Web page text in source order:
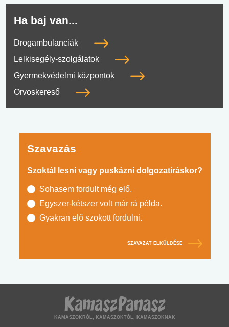
Ha baj van...
Drogambulanciák
Lelkisegély-szolgálatok
Gyermekvédelmi központok
Orvoskereső
Szavazás
Szoktál lesni vagy puskázni dolgozatíráskor?
Sohasem fordult még elő.
Egyszer-kétszer volt már rá példa.
Gyakran elő szokott fordulni.
SZAVAZAT ELKÜLDÉSE
KAMASZOKRÓL, KAMASZOKTÓL, KAMASZOKNAK